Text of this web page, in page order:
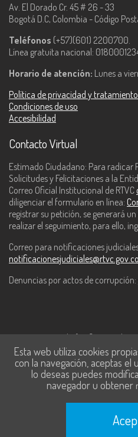
Av. El Dorado Cr. 45 # 26 - 33
Bogotá D.C, Colombia - Código
Teléfonos (+57)(601) 2200700.
Línea gratuita nacional:
Horario de atención: Lunes a
Política de privacidad y
Condiciones de uso
Accesibilidad
Contacto Virtual
Estimado Ciudadano: Para radicar
Solicitudes y Felicitaciones a la
Correo Oficial Institucional de RTVC
diligenciar el formulario en línea:
registrar su petición, se generará
realizar el seguimiento, para ello,
Correo para notificaciones
notificacionesjudiciales@rtvc.gov.co
Denuncias por actos de corrupción:
Este contenido fue financiado
Tecnologías de la Información y
Esta web utiliza cookies
con la navegación, aceptas el
lo deseas puedes
navegador u obtener